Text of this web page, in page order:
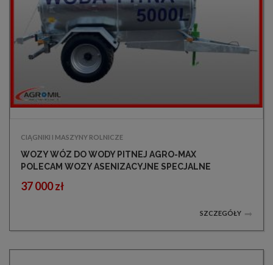
CIĄGNIKI I MASZYNY ROLNICZE
WOZY WÓZ DO WODY PITNEJ AGRO-MAX
POLECAM WOZY ASENIZACYJNE SPECJALNE
37 000 zł
SZCZEGÓŁY